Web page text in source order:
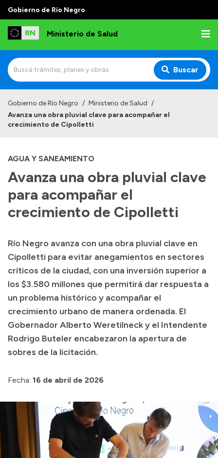
Gobierno de Río Negro
Ministerio de Salud
Buscar
Institucional
Autoridades
Consejos locales
Transparencia
Boletín Oficial
Compras y licitaciones
Consulta de expedientes
Consulta de pago a proveedores
Convocatorias
Intranet
Login
Gobierno de Río Negro / Ministerio de Salud /
Avanza una obra pluvial clave para acompañar el
crecimiento de Cipolletti
AGUA Y SANEAMIENTO
Avanza una obra pluvial clave
para acompañar el
crecimiento de Cipolletti
Río Negro avanza con una obra pluvial clave en
Cipolletti para evitar anegamientos en sectores
críticos de la ciudad, con una inversión superior a
los $3.580 millones que permitirá dar respuesta a
un problema histórico y acompañar el
crecimiento urbano de manera ordenada. El
Gobernador Alberto Weretilneck y el Intendente
Rodrigo Buteler encabezaron la apertura de
sobres de la licitación.
Fecha: 16 de abril de 2026